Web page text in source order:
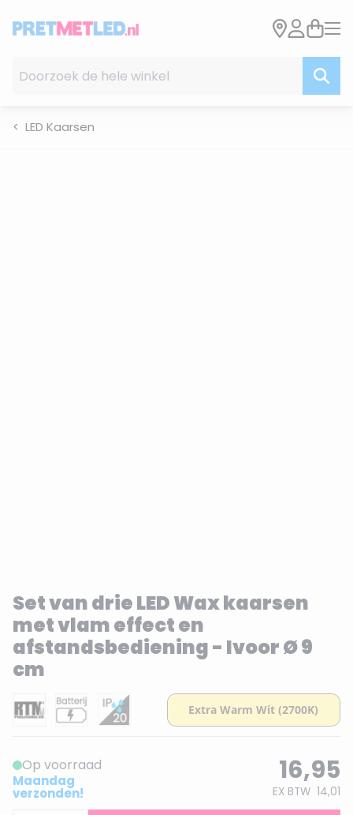
LED Kaarsen
Set van drie LED Wax kaarsen
met vlam effect en
afstandsbediening - Ivoor Ø 9
cm
Op voorraad
Maandag
verzonden!
16,95
EX BTW 14,01